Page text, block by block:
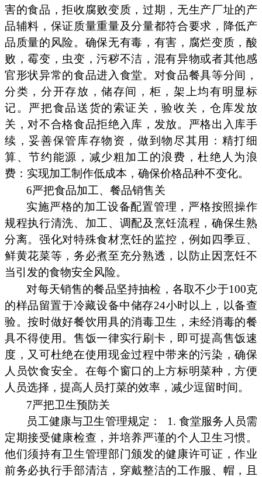
害的食品，拒收腐败变质，过期，无生产厂址的产
品辅料，保证质量重量及分量都符合要求，降低产
品质量的风险。确保无有毒，有害，腐烂变质，酸
败，霉变，虫变，污秽不洁，混有异物或者其他感
官形状异常的食品进入食堂。对食品餐具等分间，
分类，分开存放，储存间，柜，架上均有明显标
记。严把食品送货的索证关，验收关，仓库发放
关，对不合格食品拒绝入库，发放。严格出入库手
续，妥善保管库存物资，做到物尽其用：精打细
算、节约能源，减少粗加工的浪费，杜绝人为浪
费：实现加工制作低成本，确保价格品种不变化。
6严把食品加工、餐品销售关
实施严格的加工设备配置管理，严格按照操作
规程执行清洗、加工、调配及烹饪流程，确保生熟
分离。强化对特殊食材烹饪的监控，例如四季豆、
鲜黄花菜等，务必煮至充分熟透，以防止因烹饪不
当引发的食物安全风险。
对每天销售的餐品坚持抽检，各取不少于100克
的样品留置于冷藏设备中储存24小时以上，以备查
验。按时做好餐饮用具的消毒卫生，未经消毒的餐
具不得使用。售饭一律实行刷卡，即可提高售饭速
度，又可杜绝在使用现金过程中带来的污染，确保
人员饮食安全。在每个窗口的上方标明菜种，方便
人员选择，提高人员打菜的效率，减少逗留时间。
7严把卫生预防关
员工健康与卫生管理规定：
1. 食堂服务人员需
定期接受健康检查，并培养严谨的个人卫生习惯。
他们须持有卫生管理部门颁发的健康许可证，作业
前务必执行手部清洁，穿戴整洁的工作服、帽，且